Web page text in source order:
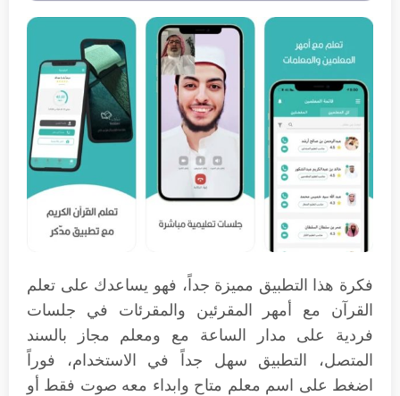
فكرة هذا التطبيق مميزة جداً، فهو يساعدك على تعلم
القرآن مع أمهر المقرئين والمقرئات في جلسات
فردية على مدار الساعة مع ومعلم مجاز بالسند
المتصل، التطبيق سهل جداً في الاستخدام، فوراً
اضغط على اسم معلم متاح وابداء معه صوت فقط أو